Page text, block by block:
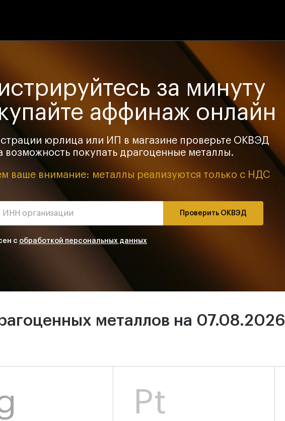
за минуту
аффинаж онлайн
юрлица или ИП в магазине проверьте ОКВЭД
возможность покупать драгоценные металлы.
ваше внимание: металлы реализуются только с НДС
Проверить ОКВЭД
с обработкой персональных данных
металлов на 07.08.2026
Pt